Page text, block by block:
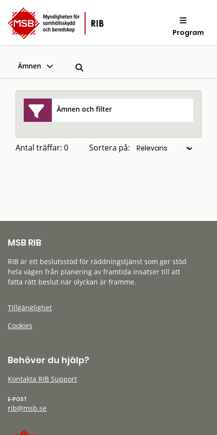
Program
Ämnen
Ämnen och filter
Antal träffar: 0 Sortera på:
MSB RIB
RIB är ett beslutsstöd för räddningstjänst som ger stöd
hela vägen från planering av framtida insatser till att
fatta rätt beslut när olyckan är framme.
Tillgänglighet
Cookies
Behöver du hjälp?
Kontakta RIB Support
E-POST
rib@msb.se